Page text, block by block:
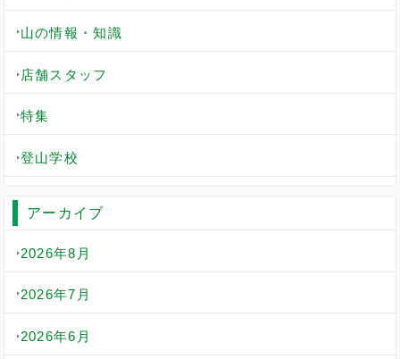
山の情報・知識
店舗スタッフ
特集
登山学校
アーカイブ
2026年8月
2026年7月
2026年6月